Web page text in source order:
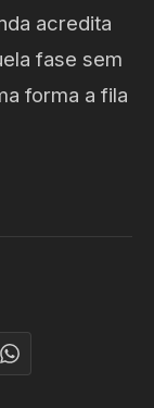
acredita
fase sem
forma a fila